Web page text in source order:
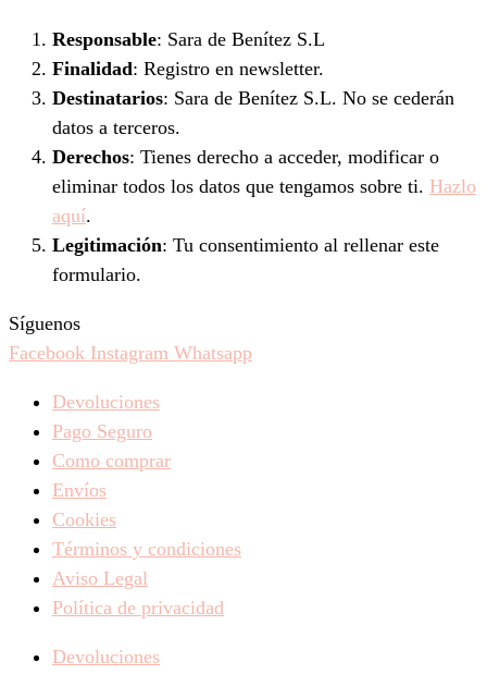
Responsable: Sara de Benítez S.L
Finalidad: Registro en newsletter.
Destinatarios: Sara de Benítez S.L. No se cederán
datos a terceros.
Derechos: Tienes derecho a acceder, modificar o
eliminar todos los datos que tengamos sobre ti. Hazlo
aquí.
Legitimación: Tu consentimiento al rellenar este
formulario.
Síguenos
Facebook Instagram Whatsapp
Devoluciones
Pago Seguro
Como comprar
Envíos
Cookies
Términos y condiciones
Aviso Legal
Política de privacidad
Devoluciones